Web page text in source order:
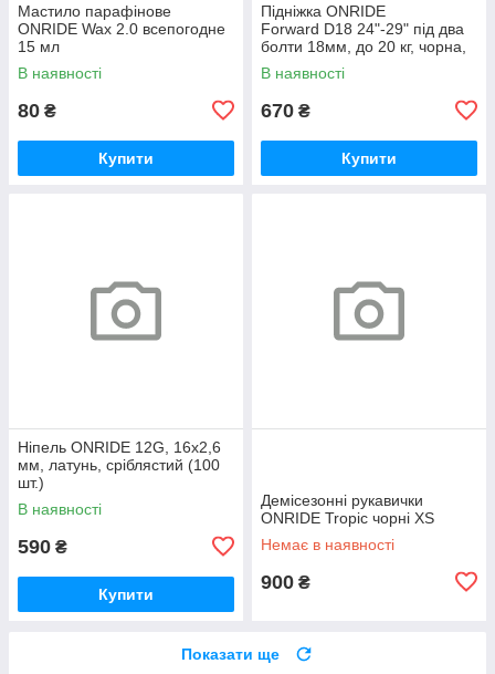
Мастило парафінове
ONRIDE Wax 2.0 всепогодне
15 мл
В наявності
80 ₴
Купити
Підніжка ONRIDE
Forward D18 24"-29" під два
болти 18мм, до 20 кг, чорна,
polybag
В наявності
670 ₴
Купити
Ніпель ONRIDE 12G, 16x2,6
мм, латунь, сріблястий (100
шт.)
В наявності
590 ₴
Купити
Демісезонні рукавички
ONRIDE Tropic чорні XS
Немає в наявності
900 ₴
Показати ще